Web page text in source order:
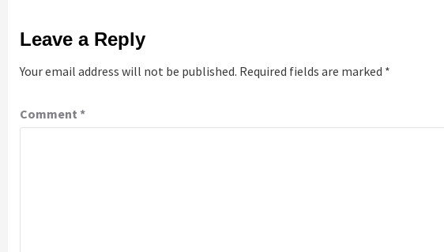
Leave a Reply
Your email address will not be published. Required fields are marked *
Comment *